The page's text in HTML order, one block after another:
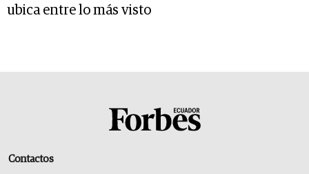
ubica entre lo más visto
Contactos